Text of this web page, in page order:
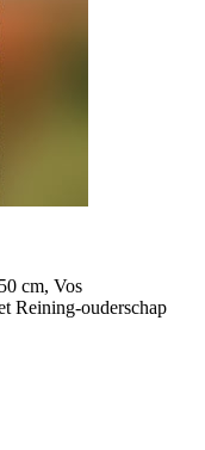
cm, Vos
Reining-ouderschap